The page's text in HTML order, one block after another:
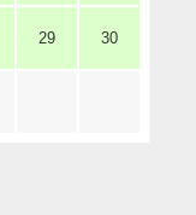
29 30